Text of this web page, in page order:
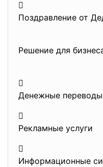

Поздравление от
Решение для

Денежные

Рекламные услуги

Информационные